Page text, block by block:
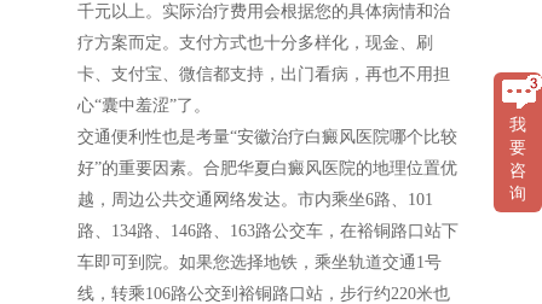
千元以上。实际治疗费用会根据您的具体病情和治
疗方案而定。支付方式也十分多样化，现金、刷
卡、支付宝、微信都支持，出门看病，再也不用担
心“囊中羞涩”了。
交通便利性也是考量“安徽治疗白癜风医院哪个比较
好”的重要因素。合肥华夏白癜风医院的地理位置优
越，周边公共交通网络发达。市内乘坐6路、101
路、134路、146路、163路公交车，在裕铜路口站下
车即可到院。如果您选择地铁，乘坐轨道交通1号
线，转乘106路公交到裕铜路口站，步行约220米也
我
要
咨
询